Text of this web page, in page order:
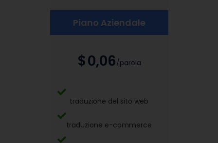
Piano Aziendale
$0,06/parola
traduzione del sito web
traduzione e-commerce